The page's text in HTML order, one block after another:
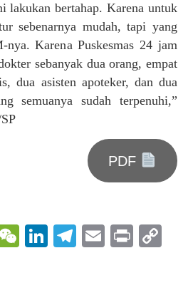
lakukan bertahap. Karena untuk
sebenarnya mudah, tapi yang
Karena Puskesmas 24 jam
sebanyak dua orang, empat
dua asisten apoteker, dan dua
semuanya sudah terpenuhi,”
PDF
LineWeChat
LinkedIn
Telegram
Email
Print